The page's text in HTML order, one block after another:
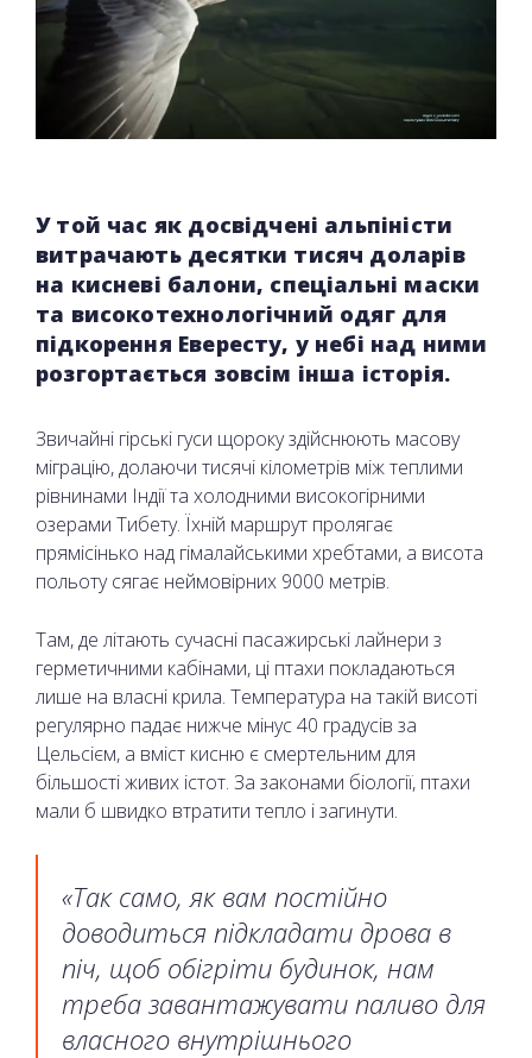
У той час як досвідчені альпіністи
витрачають десятки тисяч доларів
на кисневі балони, спеціальні маски
та високотехнологічний одяг для
підкорення Евересту, у небі над ними
розгортається зовсім інша історія.
Звичайні гірські гуси щороку здійснюють масову
міграцію, долаючи тисячі кілометрів між теплими
рівнинами Індії та холодними високогірними
озерами Тибету. Їхній маршрут пролягає
прямісінько над гімалайськими хребтами, а висота
польоту сягає неймовірних 9000 метрів.
Там, де літають сучасні пасажирські лайнери з
герметичними кабінами, ці птахи покладаються
лише на власні крила. Температура на такій висоті
регулярно падає нижче мінус 40 градусів за
Цельсієм, а вміст кисню є смертельним для
більшості живих істот. За законами біології, птахи
мали б швидко втратити тепло і загинути.
«Так само, як вам постійно
доводиться підкладати дрова в
піч, щоб обігріти будинок, нам
треба завантажувати паливо для
власного внутрішнього